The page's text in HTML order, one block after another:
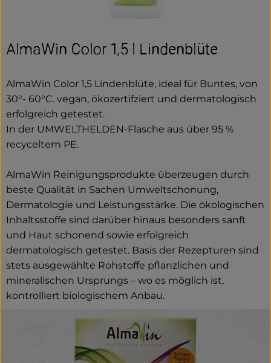
AlmaWin Color 1,5 l Lindenblüte
AlmaWin Color 1,5 Lindenblüte, ideal für Buntes, von
30°- 60°C. vegan, ökozertifziert und dermatologisch
erfolgreich getestet.
In der UMWELTHELDEN-Flasche aus über 95 %
recyceltem PE.
AlmaWin Reinigungsprodukte überzeugen durch
beste Qualität in Sachen Umweltschonung,
Dermatologie und Leistungsstärke. Die ökologischen
Inhaltsstoffe sind darüber hinaus besonders sanft
und Haut schonend sowie erfolgreich
dermatologisch getestet. Basis der Rezepturen sind
stets ausgewählte Rohstoffe pflanzlichen und
mineralischen Ursprungs – wo es möglich ist,
kontrolliert biologischem Anbau.